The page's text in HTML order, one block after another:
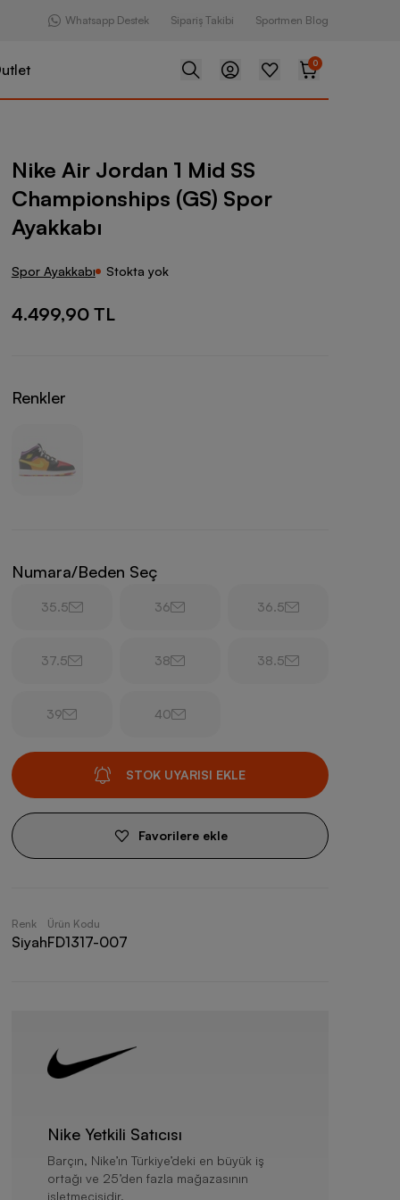
Whatsapp Destek Sipariş Takibi Sportmen Blog
0
1 Mid SS Championships (GS) Spor Ayakkabı
Nike Air Jordan 1 Mid SS
Championships (GS) Spor
Ayakkabı
Spor Ayakkabı Stokta yok
4.499,90 TL
Renkler
Numara/Beden Seç
35.5 36 36.5
37.5 38 38.5
39 40
STOK UYARISI EKLE
Favorilere ekle
Renk
Siyah
Ürün Kodu
FD1317-007
Nike Yetkili Satıcısı
Barçın, Nike’ın Türkiye’deki en büyük iş
ortağı ve 25’den fazla mağazasının
işletmecisidir.